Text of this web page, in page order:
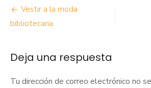
Navegación
de
Vestir a la moda
bibliotecaria
Deja una respuesta
Tu dirección de correo electrónico no